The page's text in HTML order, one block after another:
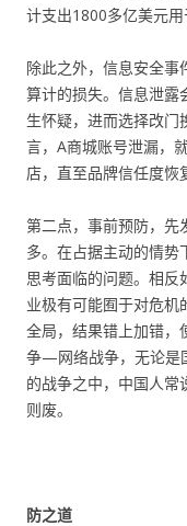
计支出1800多亿美元用
除此之外，信息安全事
算计的损失。信息泄露
生怀疑，进而选择改门
言，A商城账号泄漏，
店，直至品牌信任度恢
第二点，事前预防，先
多。在占据主动的情势
思考面临的问题。相反
业极有可能囿于对危机
全局，结果错上加错，
争—网络战争，无论是
的战争之中，中国人常
则废。
防之道